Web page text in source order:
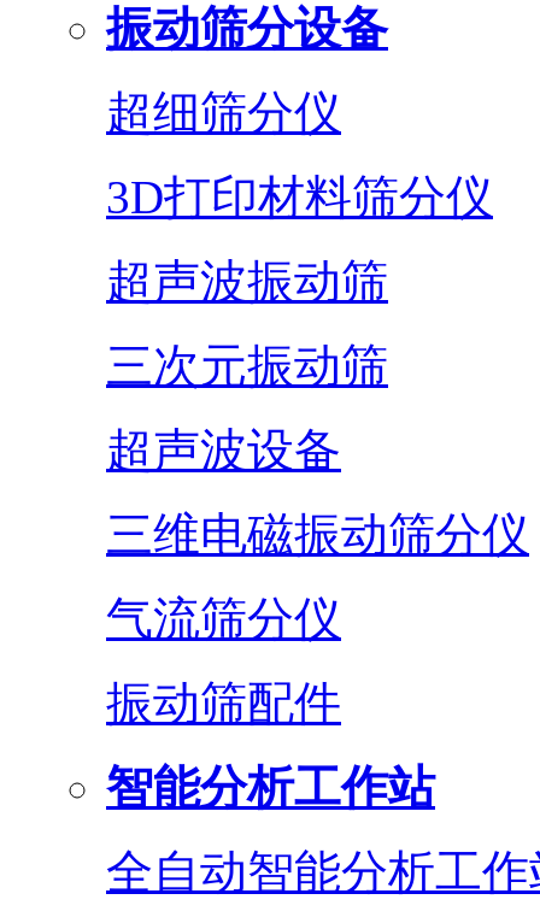
振动筛分设备
超细筛分仪
3D打印材料筛分仪
超声波振动筛
三次元振动筛
超声波设备
三维电磁振动筛分仪
气流筛分仪
振动筛配件
智能分析工作站
全自动智能分析工作